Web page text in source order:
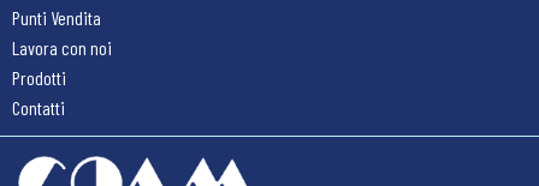
Punti Vendita
Lavora con noi
Prodotti
Contatti